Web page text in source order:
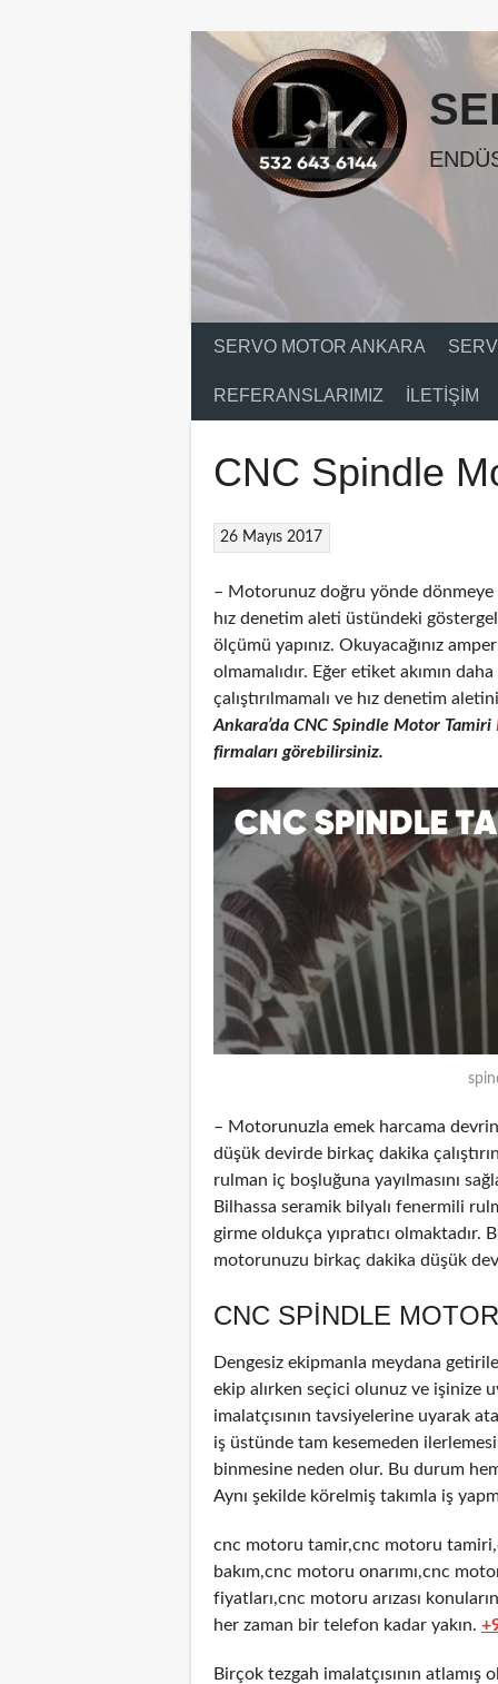
SERVO MOTOR ANKARA
REFERANSLARIMIZ İLETIŞIM
CNC Spindle
26 Mayıs 2017
– Motorunuz doğru yönde dönmeye
hız denetim aleti üstündeki
ölçümü yapınız. Okuyacağınız
olmamalıdır. Eğer etiket akımın
çalıştırılmamalı ve hız denetim
Ankara’da CNC Spindle Motor Tamiri
firmaları görebilirsiniz.
– Motorunuzla emek harcama
düşük devirde birkaç dakika
rulman iç boşluğuna yayılmasını
Bilhassa seramik bilyalı fenermili
girme oldukça yıpratıcı olmaktadır.
motorunuzu birkaç dakika düşük
CNC SPINDLE
Dengesiz ekipmanla meydana
ekip alırken seçici olunuz ve işinize
imalatçısının tavsiyelerine uyarak
iş üstünde tam kesemeden
binmesine neden olur. Bu durum
Aynı şekilde körelmiş takımla iş
cnc motoru tamir,cnc motoru
bakım,cnc motoru onarımı,cnc
fiyatları,cnc motoru arızası
her zaman bir telefon kadar yakın.
Birçok tezgah imalatçısının